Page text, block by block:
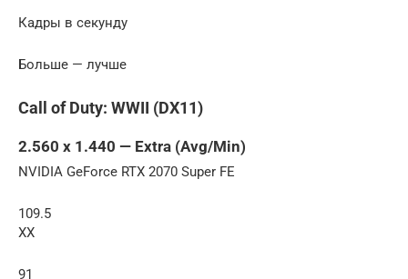
Кадры в секунду
Больше — лучше
Call of Duty: WWII (DX11)
2.560 x 1.440 — Extra (Avg/Min)
NVIDIA GeForce RTX 2070 Super FE
109.5
XX
91